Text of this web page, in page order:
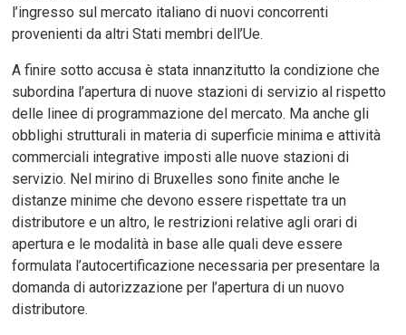
l’ingresso sul mercato italiano di nuovi concorrenti
provenienti da altri Stati membri dell’Ue.
A finire sotto accusa è stata innanzitutto la condizione che
subordina l’apertura di nuove stazioni di servizio al rispetto
delle linee di programmazione del mercato. Ma anche gli
obblighi strutturali in materia di superficie minima e attività
commerciali integrative imposti alle nuove stazioni di
servizio. Nel mirino di Bruxelles sono finite anche le
distanze minime che devono essere rispettate tra un
distributore e un altro, le restrizioni relative agli orari di
apertura e le modalità in base alle quali deve essere
formulata l’autocertificazione necessaria per presentare la
domanda di autorizzazione per l’apertura di un nuovo
distributore.